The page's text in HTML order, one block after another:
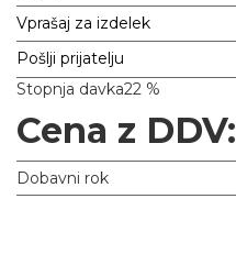
Vprašaj za izdelek
Pošlji prijatelju
Stopnja davka22 %
Cena z DDV:
Dobavni rok